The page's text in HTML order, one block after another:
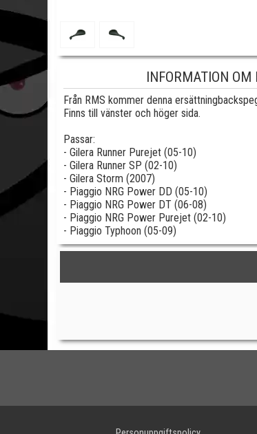
INFORMATION
Från RMS kommer denna
Finns till vänster och höger sida.
Passar:
- Gilera Runner Purejet (05-10)
- Gilera Runner SP (02-10)
- Gilera Storm (2007)
- Piaggio NRG Power DD (05-10)
- Piaggio NRG Power DT (06-08)
- Piaggio NRG Power Purejet (02-10)
- Piaggio Typhoon (05-09)